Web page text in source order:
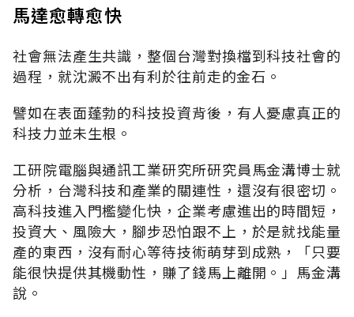
馬達愈轉愈快
社會無法產生共識，整個台灣對換檔到科技社會的
過程，就沈澱不出有利於往前走的金石。
譬如在表面蓬勃的科技投資背後，有人憂慮真正的
科技力並未生根。
工研院電腦與通訊工業研究所研究員馬金溝博士就
分析，台灣科技和產業的關連性，還沒有很密切。
高科技進入門檻變化快，企業考慮進出的時間短，
投資大、風險大，腳步恐怕跟不上，於是就找能量
產的東西，沒有耐心等待技術萌芽到成熟，「只要
能很快提供其機動性，賺了錢馬上離開。」馬金溝
說。